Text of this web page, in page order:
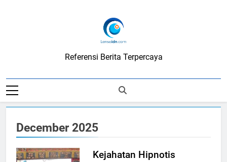
LensaIDN
Referensi Berita Terpercaya
December 2025
Kejahatan Hipnotis